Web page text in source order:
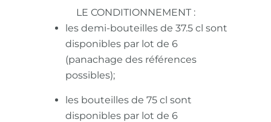
LE CONDITIONNEMENT :
les demi-bouteilles de 37.5 cl sont
disponibles par lot de 6
(panachage des références
possibles);
les bouteilles de 75 cl sont
disponibles par lot de 6